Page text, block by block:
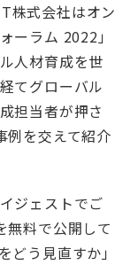
株式会社はオン
ーラム 2022」
人材育成を世
てグローバル
担当者が押さ
例を交えて紹介
ジェストでご
無料で公開して
どう見直すか」